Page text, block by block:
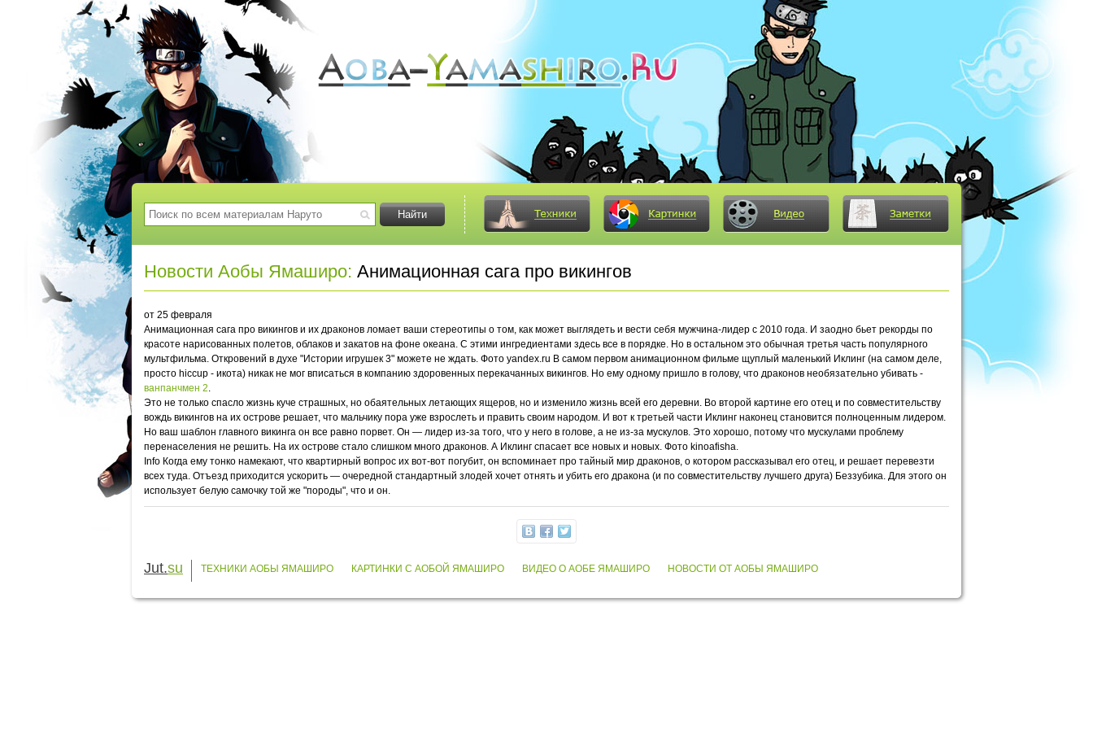
Новости Аобы Ямаширо: Анимационная сага про викингов
от 25 февраля
Анимационная сага про викингов и их драконов ломает ваши стереотипы о том, как может выглядеть и вести себя мужчина-лидер с 2010 года. И заодно бьет рекорды по
красоте нарисованных полетов, облаков и закатов на фоне океана. С этими ингредиентами здесь все в порядке. Но в остальном это обычная третья часть популярного
мультфильма. Откровений в духе "Истории игрушек 3" можете не ждать. Фото yandex.ru В самом первом анимационном фильме щуплый маленький Иклинг (на самом деле,
просто hiccup - икота) никак не мог вписаться в компанию здоровенных перекачанных викингов. Но ему одному пришло в голову, что драконов необязательно убивать -
ванпанчмен 2.
Это не только спасло жизнь куче страшных, но обаятельных летающих ящеров, но и изменило жизнь всей его деревни. Во второй картине его отец и по совместительству
вождь викингов на их острове решает, что мальчику пора уже взрослеть и править своим народом. И вот к третьей части Иклинг наконец становится полноценным лидером.
Но ваш шаблон главного викинга он все равно порвет. Он — лидер из-за того, что у него в голове, а не из-за мускулов. Это хорошо, потому что мускулами проблему
перенаселения не решить. На их острове стало слишком много драконов. А Иклинг спасает все новых и новых. Фото kinoafisha.
Info Когда ему тонко намекают, что квартирный вопрос их вот-вот погубит, он вспоминает про тайный мир драконов, о котором рассказывал его отец, и решает перевезти
всех туда. Отъезд приходится ускорить — очередной стандартный злодей хочет отнять и убить его дракона (и по совместительству лучшего друга) Беззубика. Для этого он
использует белую самочку той же "породы", что и он.
Jut.su ТЕХНИКИ АОБЫ ЯМАШИРО КАРТИНКИ С АОБОЙ ЯМАШИРО ВИДЕО О АОБЕ ЯМАШИРО НОВОСТИ ОТ АОБЫ ЯМАШИРО